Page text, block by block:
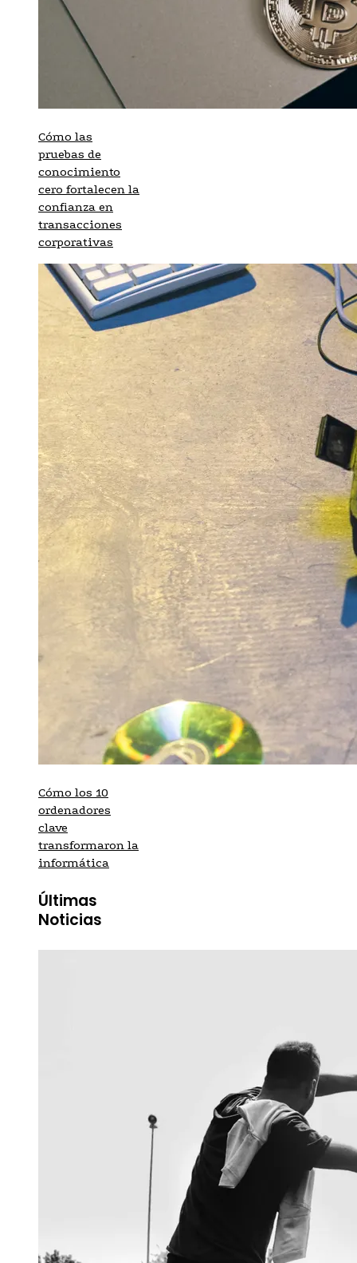
Cómo las
pruebas de
conocimiento
cero fortalecen la
confianza en
transacciones
corporativas
Cómo los 10
ordenadores
clave
transformaron la
informática
Últimas
Noticias